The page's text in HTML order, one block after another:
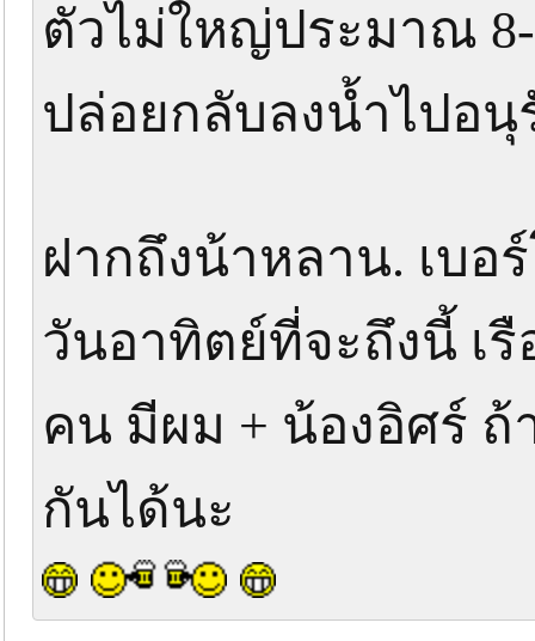
ตัวไม่ใหญ่ประมาณ
ปล่อยกลับลงน้ำไปอนุ
ฝากถึงน้าหลาน. เบอ
วันอาทิตย์ที่จะถึงนี้ เ
คน มีผม + น้องอิศร์ ถ้
กันได้นะ